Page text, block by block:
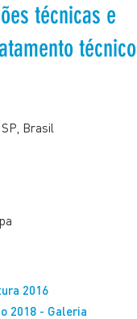
técnicas e
técnico
Brasil
2016
2018 - Galeria